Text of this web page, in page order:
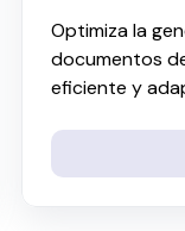
Optimiza la
documentos
eficiente y